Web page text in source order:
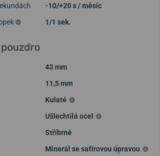
-10/+20 s / měsíc
1/1 sek.
43 mm
11,5 mm
Kulaté
Ušlechtilá ocel
Stříbrné
Minerál se safírovou úpravou